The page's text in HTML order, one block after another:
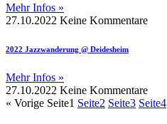
Mehr Infos »
27.10.2022 Keine Kommentare
2022 Jazzwanderung @ Deidesheim
Mehr Infos »
27.10.2022 Keine Kommentare
« Vorige Seite1 Seite2 Seite3 Seite4